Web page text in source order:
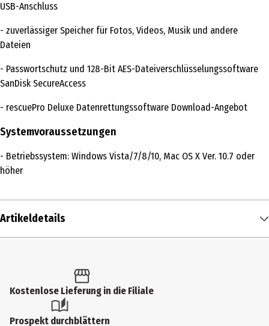
USB-Anschluss
- zuverlässiger Speicher für Fotos, Videos, Musik und andere
Dateien
- Passwortschutz und 128-Bit AES-Dateiverschlüsselungssoftware
SanDisk SecureAccess
- rescuePro Deluxe Datenrettungssoftware Download-Angebot
Systemvoraussetzungen
- Betriebssystem: Windows Vista/7/8/10, Mac OS X Ver. 10.7 oder
höher
Artikeldetails
Produkttyp
Kostenlose Lieferung in die Filiale
Prospekt durchblättern